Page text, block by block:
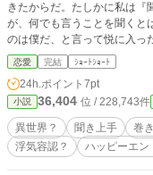
きたからだ。たしかに私は『
が、何でも言うことを聞く
のは僕だ、と言って悦に入っ
のターンでは絶対反撃してや
恋愛 完結 ｼｮｰﾄｼｮｰﾄ
24h.ポイント 7pt
小説 36,404 位 / 228,743件
異世界？ 聞き上手 巻
浮気容認？
ハッピーエン